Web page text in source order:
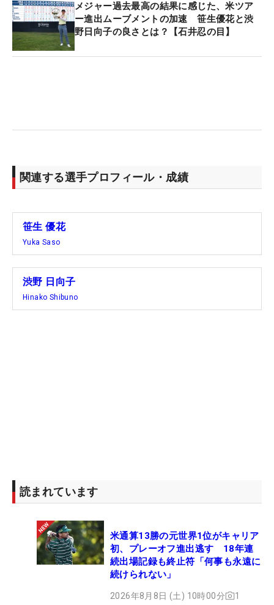
メジャー過去最高の結果に感じた、米ツア
ー進出ムーブメントの加速 笹生優花と渋
野日向子の良さとは？【石井忍の目】
関連する選手プロフィール・成績
笹生 優花
Yuka Saso
渋野 日向子
Hinako Shibuno
読まれています
米通算13勝の元世界1位がキャリア
初、プレーオフ進出逃す 18年連
続出場記録も終止符「何事も永遠に
続けられない」
2026年8月8日 (土) 10時00分 1